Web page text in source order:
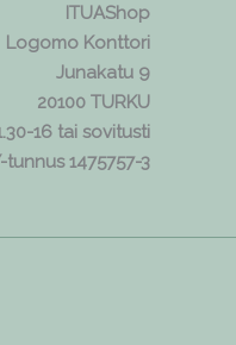
ITUAShop
Logomo Konttori
Junakatu 9
20100 TURKU
16 tai sovitusti
tunnus 1475757-3